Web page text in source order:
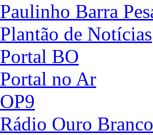
Paulinho Barra
Plantão de Notícias
Portal BO
Portal no Ar
OP9
Rádio Ouro